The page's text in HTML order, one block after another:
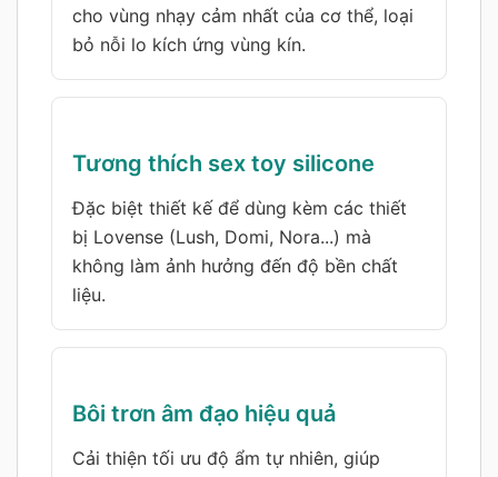
cho vùng nhạy cảm nhất của cơ thể, loại
bỏ nỗi lo kích ứng vùng kín.
Tương thích sex toy silicone
Đặc biệt thiết kế để dùng kèm các thiết
bị Lovense (Lush, Domi, Nora...) mà
không làm ảnh hưởng đến độ bền chất
liệu.
Bôi trơn âm đạo hiệu quả
Cải thiện tối ưu độ ẩm tự nhiên, giúp